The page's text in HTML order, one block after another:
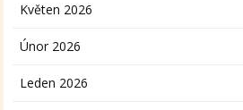
Květen 2026
Únor 2026
Leden 2026